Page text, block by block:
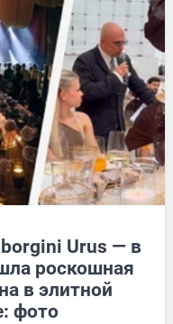
Urus — в
роскошная
в элитной
фото